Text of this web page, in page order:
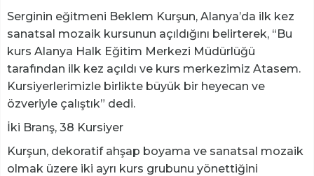
Serginin eğitmeni Beklem Kurşun, Alanya’da ilk kez
sanatsal mozaik kursunun açıldığını belirterek, “Bu
kurs Alanya Halk Eğitim Merkezi Müdürlüğü
tarafından ilk kez açıldı ve kurs merkezimiz Atasem.
Kursiyerlerimizle birlikte büyük bir heyecan ve
özveriyle çalıştık” dedi.
İki Branş, 38 Kursiyer
Kurşun, dekoratif ahşap boyama ve sanatsal mozaik
olmak üzere iki ayrı kurs grubunu yönettiğini